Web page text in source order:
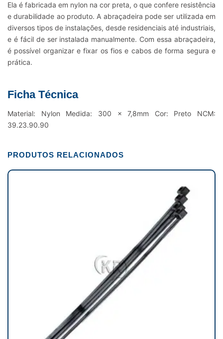
7.8MM
PRETO
quantidade
Ela é fabricada em nylon na cor preta, o que confere resistência
e durabilidade ao produto. A abraçadeira pode ser utilizada em
diversos tipos de instalações, desde residenciais até industriais,
e é fácil de ser instalada manualmente. Com essa abraçadeira,
é possível organizar e fixar os fios e cabos de forma segura e
prática.
Ficha Técnica
Material: Nylon Medida: 300 x 7,8mm Cor: Preto NCM:
39.23.90.90
PRODUTOS RELACIONADOS